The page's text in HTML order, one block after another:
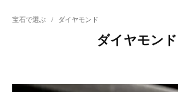
宝石で選ぶ / ダイヤモンド
ダイヤモンド